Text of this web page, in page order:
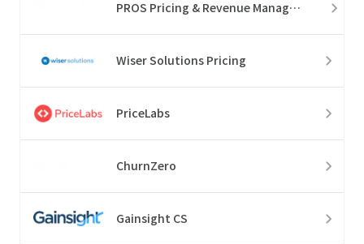
PROS Pricing & Revenue Management
Wiser Solutions Pricing
PriceLabs
ChurnZero
Gainsight CS